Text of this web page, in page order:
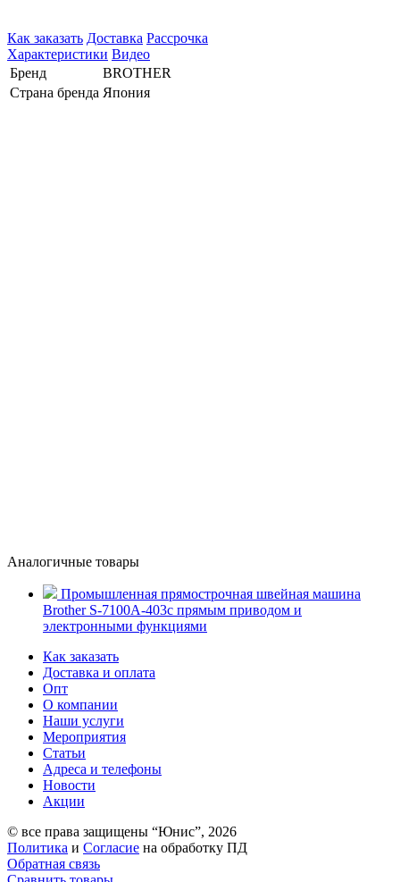
Как заказать Доставка Рассрочка
Характеристики Видео
Бренд
BROTHER
Страна бренда Япония
Аналогичные товары
Промышленная прямострочная швейная машина
Brother S-7100A-403с прямым приводом и
электронными функциями
Как заказать
Доставка и оплата
Опт
О компании
Наши услуги
Мероприятия
Статьи
Адреса и телефоны
Новости
Акции
© все права защищены “Юнис”, 2026
Политика и Согласие на обработку ПД
Обратная связь